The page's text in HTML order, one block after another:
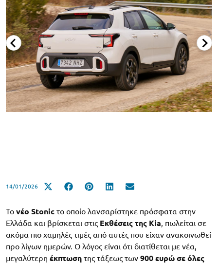
14/01/2026
Το νέο Stonic το οποίο λανσαρίστηκε πρόσφατα στην
Ελλάδα και βρίσκεται στις Εκθέσεις της Kia, πωλείται σε
ακόμα πιο χαμηλές τιμές από αυτές που είχαν ανακοινωθεί
προ λίγων ημερών. Ο λόγος είναι ότι διατίθεται με νέα,
μεγαλύτερη έκπτωση της τάξεως των 900 ευρώ σε όλες